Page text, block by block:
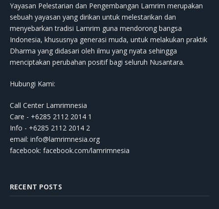
Yayasan Pelestarian dan Pengembangan Lamrim merupakan
sebuah yayasan yang dirikan untuk melestarikan dan
menyebarkan tradisi Lamrim guna mendorong bangsa
Indonesia, khususnya generasi muda, untuk melakukan praktik
Dharma yang didasari oleh ilmu yang nyata sehingga
menciptakan perubahan positif bagi seluruh Nusantara.
Hubungi Kami:
Call Center Lamrimnesia
Care - +6285 2112 2014 1
Info - +6285 2112 2014 2
email: info@lamrimnesia.org
facebook: facebook.com/lamrimnesia
RECENT POSTS